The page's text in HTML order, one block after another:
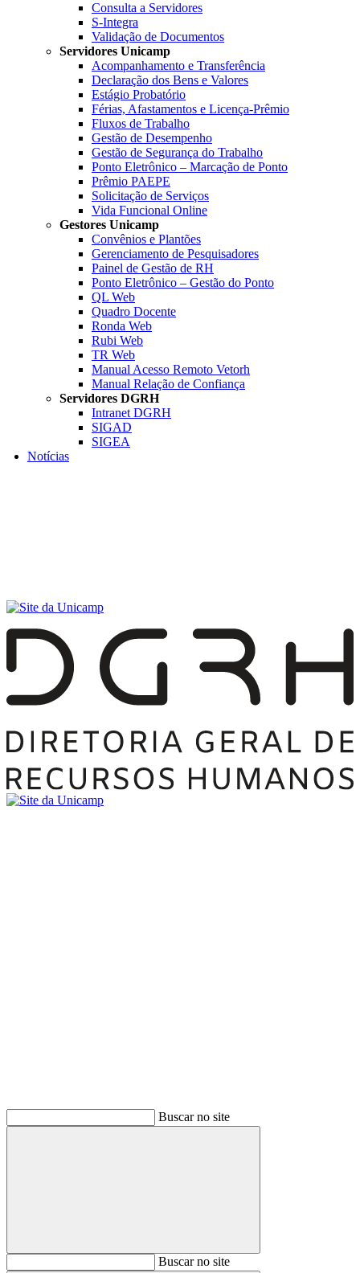
Consulta a Servidores
S-Integra
Validação de Documentos
Servidores Unicamp
Acompanhamento e Transferência
Declaração dos Bens e Valores
Estágio Probatório
Férias, Afastamentos e Licença-Prêmio
Fluxos de Trabalho
Gestão de Desempenho
Gestão de Segurança do Trabalho
Ponto Eletrônico – Marcação de Ponto
Prêmio PAEPE
Solicitação de Serviços
Vida Funcional Online
Gestores Unicamp
Convênios e Plantões
Gerenciamento de Pesquisadores
Painel de Gestão de RH
Ponto Eletrônico – Gestão do Ponto
QL Web
Quadro Docente
Ronda Web
Rubi Web
TR Web
Manual Acesso Remoto Vetorh
Manual Relação de Confiança
Servidores DGRH
Intranet DGRH
SIGAD
SIGEA
Notícias
Buscar no site
BuscarBuscar no site